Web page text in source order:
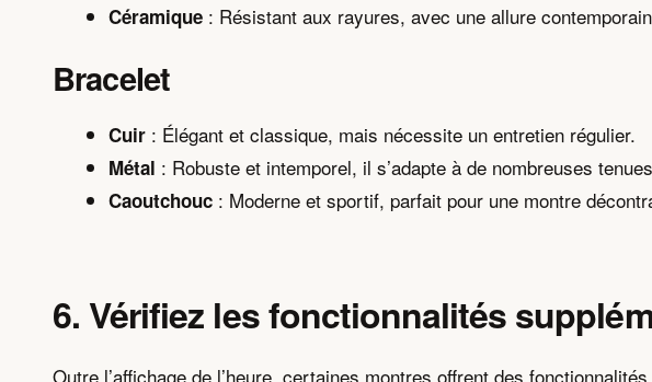
Céramique : Résistant aux rayures, avec une allure
Bracelet
Cuir : Élégant et classique, mais nécessite un entretien régulier.
Métal : Robuste et intemporel, il s’adapte à de nombreuses
Caoutchouc : Moderne et sportif, parfait pour une montre
6. Vérifiez les fonctionnalités
Outre l’affichage de l’heure, certaines montres offrent des